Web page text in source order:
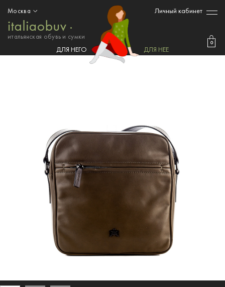
итальянская обувь и сумки
Москва Личный кабинет
0
ДЛЯ НЕГО ДЛЯ НЕЕ